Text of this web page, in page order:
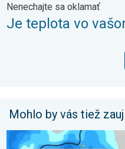
Nenechajte sa oklamať
Je teplota vo
Mohlo by vás tiež
2 roky od smrteľného